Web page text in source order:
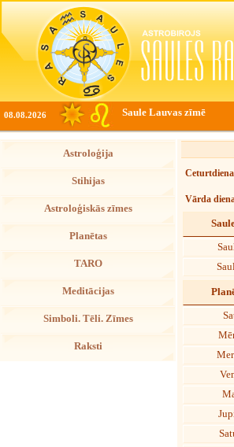
08.08.2026 Saule Lauvas zīmē
Astroloģija
Stihijas
Astroloģiskās zīmes
Planētas
TARO
Meditācijas
Simboli. Tēli. Zīmes
Raksti
Ceturtdiena
Vārda